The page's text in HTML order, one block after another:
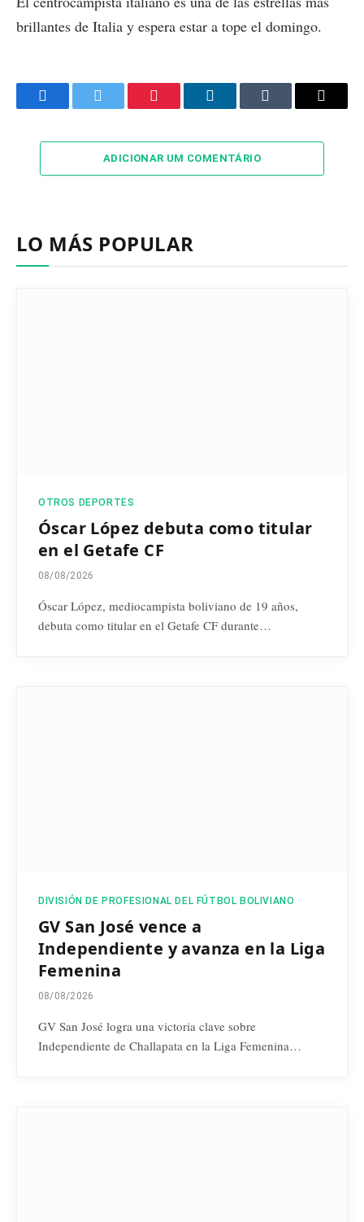
brillantes de Italia y espera estar a tope el domingo.
FacebookTwitter Pinterest LinkedInTumblr Email
ADICIONAR UM COMENTÁRIO
LO MÁS POPULAR
OTROS DEPORTES
Óscar López debuta como titular
en el Getafe CF
08/08/2026
Óscar López, mediocampista boliviano de 19 años,
debuta como titular en el Getafe CF durante…
DIVISIÓN DE PROFESIONAL DEL FÚTBOL BOLIVIANO
GV San José vence a
Independiente y avanza en la Liga
Femenina
08/08/2026
GV San José logra una victoria clave sobre
Independiente de Challapata en la Liga Femenina…